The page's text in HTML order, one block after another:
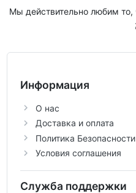
Мы действительно любим то,
Информация
О нас
Доставка и оплата
Политика Безопасности
Условия соглашения
Служба поддержки